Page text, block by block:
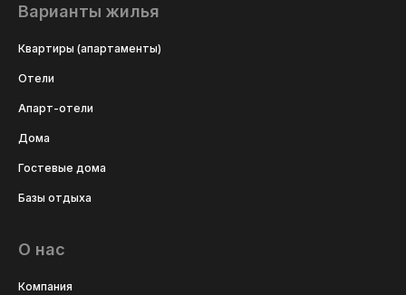
Варианты жилья
Квартиры (апартаменты)
Отели
Апарт-отели
Дома
Гостевые дома
Базы отдыха
О нас
Компания